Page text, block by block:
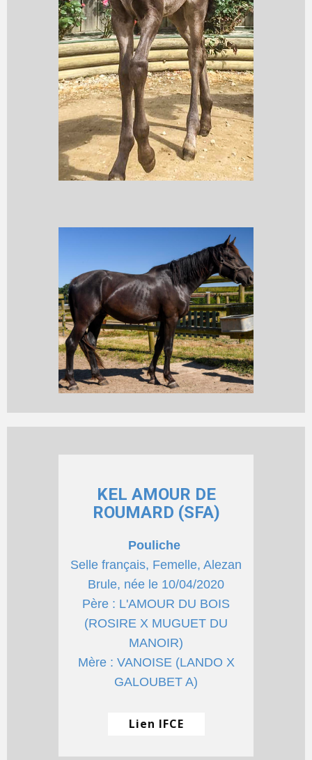
KEL AMOUR DE
ROUMARD (SFA)
Pouliche
Selle français, Femelle, Alezan
Brule, née le 10/04/2020
Père : L'AMOUR DU BOIS
(ROSIRE X MUGUET DU
MANOIR)
Mère : VANOISE (LANDO X
GALOUBET A)
Lien IFCE